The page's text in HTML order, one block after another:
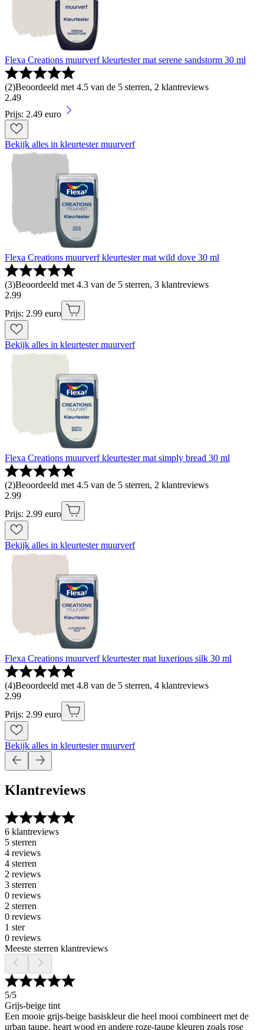
Flexa Creations muurverf kleurtester mat serene sandstorm 30 ml
(2)Beoordeeld met 4.5 van de 5 sterren, 2 klantreviews
2.49
Prijs: 2.49 euro
Bekijk alles in kleurtester muurverf
Flexa Creations muurverf kleurtester mat wild dove 30 ml
(3)Beoordeeld met 4.3 van de 5 sterren, 3 klantreviews
2.99
Prijs: 2.99 euro
Bekijk alles in kleurtester muurverf
Flexa Creations muurverf kleurtester mat simply bread 30 ml
(2)Beoordeeld met 4.5 van de 5 sterren, 2 klantreviews
2.99
Prijs: 2.99 euro
Bekijk alles in kleurtester muurverf
Flexa Creations muurverf kleurtester mat luxerious silk 30 ml
(4)Beoordeeld met 4.8 van de 5 sterren, 4 klantreviews
2.99
Prijs: 2.99 euro
Bekijk alles in kleurtester muurverf
Klantreviews
6 klantreviews
5 sterren
4 reviews
4 sterren
2 reviews
3 sterren
0 reviews
2 sterren
0 reviews
1 ster
0 reviews
Meeste sterren klantreviews
5/5
Grijs-beige tint
Een mooie grijs-beige basiskleur die heel mooi combineert met de
urban taupe, heart wood en andere roze-taupe kleuren zoals rose